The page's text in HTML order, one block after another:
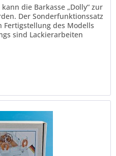
die Barkasse „Dolly“ zur
Der Sonderfunktionssatz
Fertigstellung des Modells
sind Lackierarbeiten